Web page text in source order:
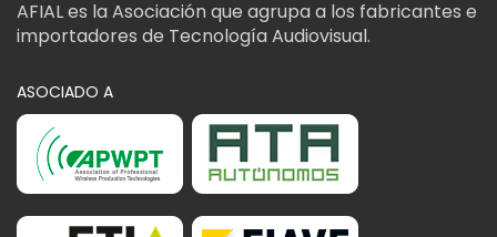
AFIAL es la Asociación que agrupa a los fabricantes e
importadores de Tecnología Audiovisual.
ASOCIADO A